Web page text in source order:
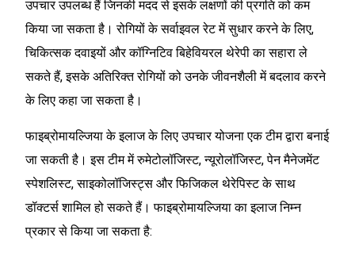
उपचार उपलब्ध हैं जिनकी मदद से इसके लक्षणों की प्रगति को कम
किया जा सकता है। रोगियों के सर्वाइवल रेट में सुधार करने के लिए,
चिकित्सक दवाइयों और कॉग्निटिव बिहेवियरल थेरेपी का सहारा ले
सकते हैं, इसके अतिरिक्त रोगियों को उनके जीवनशैली में बदलाव करने
के लिए कहा जा सकता है।
फाइब्रोमायल्जिया के इलाज के लिए उपचार योजना एक टीम द्वारा बनाई
जा सकती है। इस टीम में रुमेटोलॉजिस्ट, न्यूरोलॉजिस्ट, पेन मैनेजमेंट
स्पेशलिस्ट, साइकोलॉजिस्ट्स और फिजिकल थेरेपिस्ट के साथ
डॉक्टर्स शामिल हो सकते हैं। फाइब्रोमायल्जिया का इलाज निम्न
प्रकार से किया जा सकता है: